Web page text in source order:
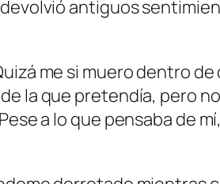
antiguos
me si muero dentro
la que pretendía, pero
a lo que pensaba de